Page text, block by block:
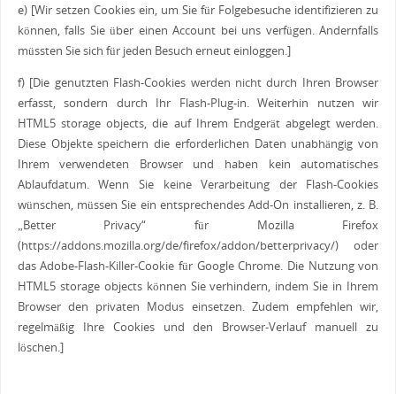
e) [Wir setzen Cookies ein, um Sie für Folgebesuche identifizieren zu
können, falls Sie über einen Account bei uns verfügen. Andernfalls
müssten Sie sich für jeden Besuch erneut einloggen.]
f) [Die genutzten Flash-Cookies werden nicht durch Ihren Browser
erfasst, sondern durch Ihr Flash-Plug-in. Weiterhin nutzen wir
HTML5 storage objects, die auf Ihrem Endgerät abgelegt werden.
Diese Objekte speichern die erforderlichen Daten unabhängig von
Ihrem verwendeten Browser und haben kein automatisches
Ablaufdatum. Wenn Sie keine Verarbeitung der Flash-Cookies
wünschen, müssen Sie ein entsprechendes Add-On installieren, z. B.
„Better Privacy“ für Mozilla Firefox
(https://addons.mozilla.org/de/firefox/addon/betterprivacy/) oder
das Adobe-Flash-Killer-Cookie für Google Chrome. Die Nutzung von
HTML5 storage objects können Sie verhindern, indem Sie in Ihrem
Browser den privaten Modus einsetzen. Zudem empfehlen wir,
regelmäßig Ihre Cookies und den Browser-Verlauf manuell zu
löschen.]